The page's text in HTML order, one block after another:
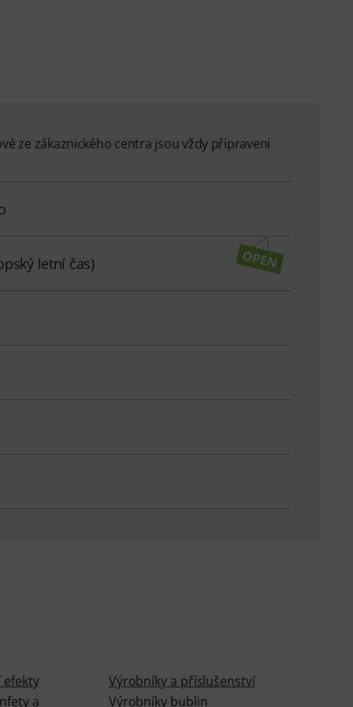
ze zákaznického centra jsou vždy připraveni
letní čas)
efekty
a
Výrobníky a příslušenství
Výrobníky bublin